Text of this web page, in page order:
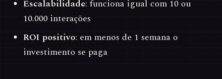
Escalabilidade: funciona igual com 10 ou
10.000 interações
ROI positivo: em menos de 1 semana o
investimento se paga